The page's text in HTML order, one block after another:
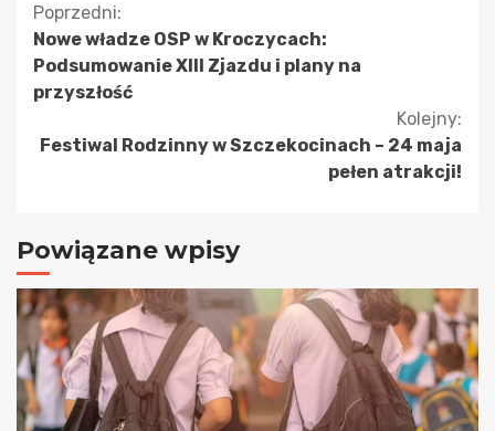
Kontynuuj
czytanie
Poprzedni:
Nowe władze OSP w Kroczycach:
Podsumowanie XIII Zjazdu i plany na
przyszłość
Kolejny:
Festiwal Rodzinny w Szczekocinach – 24 maja
pełen atrakcji!
Powiązane wpisy